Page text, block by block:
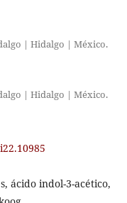
| Hidalgo | México.
| Hidalgo | México.
ácido indol-3-acético,